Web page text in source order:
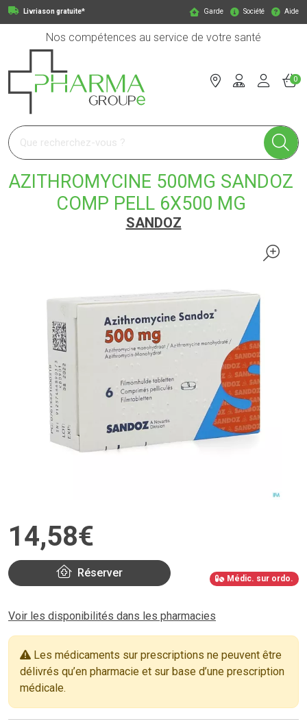
Livriason gratuite* Garde Société Aide
Nos compétences au service de votre santé
Pharmagroupe Votre pharmacie en ligne à votre service
0
AZITHROMYCINE 500MG SANDOZ
COMP PELL 6X500 MG
SANDOZ
14,58€
Réserver Médic. sur ordo.
Voir les disponibilités dans les pharmacies
Les médicaments sur prescriptions ne peuvent être
délivrés qu’en pharmacie et sur base d’une prescription
médicale.